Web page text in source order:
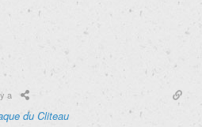
a
du Cliteau